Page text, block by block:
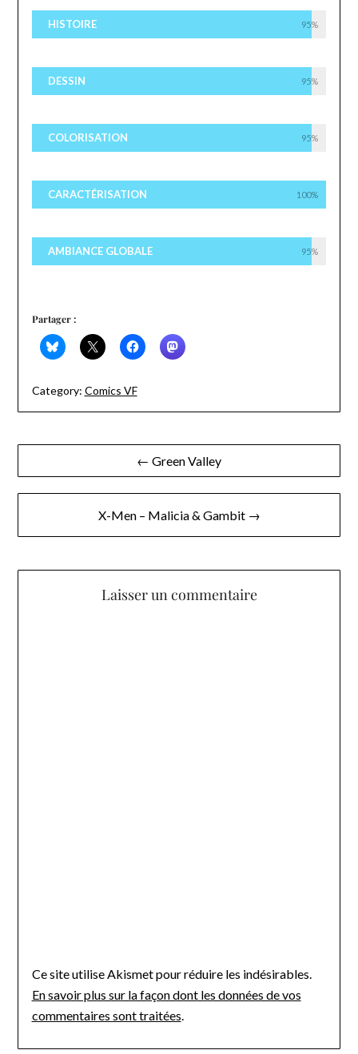
HISTOIRE 95%
DESSIN 95%
COLORISATION 95%
CARACTÉRISATION 100%
AMBIANCE GLOBALE 95%
Partager :
Category: Comics VF
Navigation
de
← Green Valley
X-Men – Malicia & Gambit →
Laisser un commentaire
Ce site utilise Akismet pour réduire les indésirables.
En savoir plus sur la façon dont les données de vos
commentaires sont traitées.